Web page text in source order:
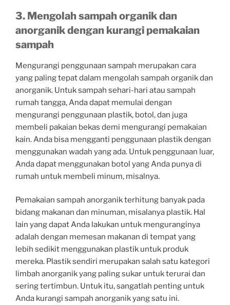
3. Mengolah sampah organik dan
anorganik dengan kurangi pemakaian
sampah
Mengurangi penggunaan sampah merupakan cara
yang paling tepat dalam mengolah sampah organik dan
anorganik. Untuk sampah sehari-hari atau sampah
rumah tangga, Anda dapat memulai dengan
mengurangi penggunaan plastik, botol, dan juga
membeli pakaian bekas demi mengurangi pemakaian
kain. Anda bisa mengganti penggunaan plastik dengan
menggunakan wadah yang ada. Untuk penggunaan luar,
Anda dapat menggunakan botol yang Anda punya di
rumah untuk membeli minum, misalnya.
Pemakaian sampah anorganik terhitung banyak pada
bidang makanan dan minuman, misalanya plastik. Hal
lain yang dapat Anda lakukan untuk menguranginya
adalah dengan memesan makanan di tempat yang
lebih sedikit menggunakan plastik untuk produk
mereka. Plastik sendiri merupakan salah satu kategori
limbah anorganik yang paling sukar untuk terurai dan
sering tertimbun. Untuk itu, sangatlah penting untuk
Anda kurangi sampah anorganik yang satu ini.